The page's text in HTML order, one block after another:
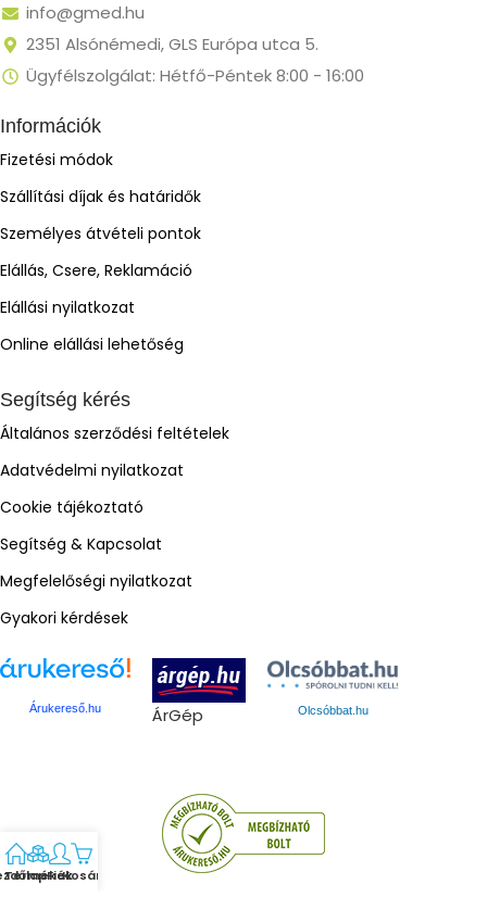
info@gmed.hu
2351 Alsónémedi, GLS Európa utca 5.
Ügyfélszolgálat: Hétfő-Péntek 8:00 - 16:00
Információk
Fizetési módok
Szállítási díjak és határidők
Személyes átvételi pontok
Elállás, Csere, Reklamáció
Elállási nyilatkozat
Online elállási lehetőség
Segítség kérés
Általános szerződési feltételek
Adatvédelmi nyilatkozat
Cookie tájékoztató
Segítség & Kapcsolat
Megfelelőségi nyilatkozat
Gyakori kérdések
Árukereső.hu ÁrGép Olcsóbbat.hu
Termékek
FiókKosár